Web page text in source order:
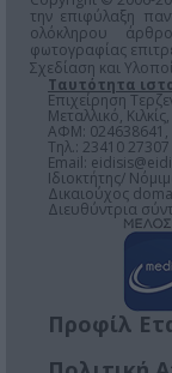
την επιφύλαξη
ολόκληρου
φωτογραφίας
Σχεδίαση και
Ταυτότητα
Επιχείρηση
Μεταλλικό,
ΑΦΜ: 024638641,
Τηλ.: 23410 27307
Email:
Ιδιοκτήτης/
Δικαιούχος
Διευθύντρια
Προφίλ